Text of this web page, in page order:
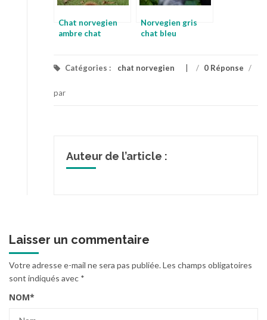
Chat norvegien
ambre chat
Norvegien gris
chat bleu
Catégories : chat norvegien / 0 Réponse /
par
Auteur de l’article :
Laisser un commentaire
Votre adresse e-mail ne sera pas publiée.Les champs obligatoires
sont indiqués avec *
NOM*